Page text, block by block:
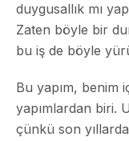
duygusallık mı
Zaten böyle bir
bu iş de böyle
Bu yapım, benim
yapımlardan biri.
çünkü son